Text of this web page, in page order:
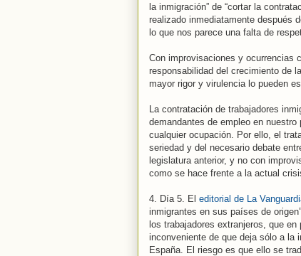
la inmigración” de “cortar la
realizado inmediatamente después
lo que nos parece una falta de
Con improvisaciones y ocurrencias
responsabilidad del crecimiento de
mayor rigor y virulencia lo pueden
La contratación de trabajadores
demandantes de empleo en
cualquier ocupación. Por ello, el
seriedad y del necesario debate
legislatura anterior, y no con
como se hace frente a la actual
4. Día 5. El editorial de La
inmigrantes en sus países de
los trabajadores extranjeros, que
inconveniente de que deja sólo a la
España. El riesgo es que ello se